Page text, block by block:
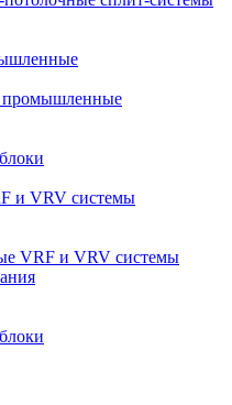
промышленные
и VRV системы
VRF и VRV системы